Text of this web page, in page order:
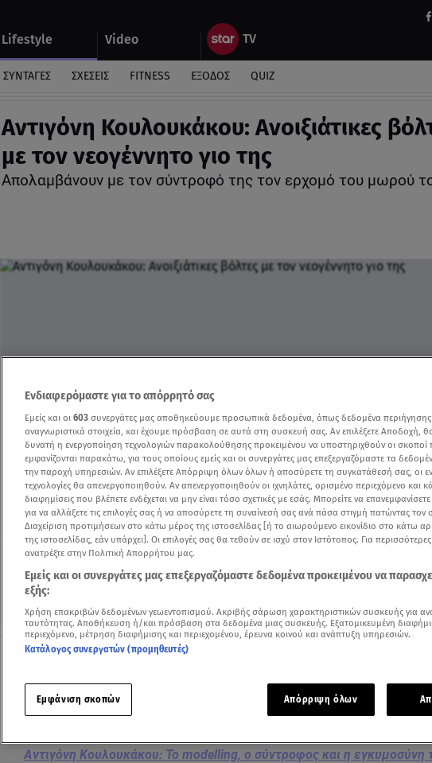
Lifestyle Video
ΣΥΝΤΑΓΕΣ ΣΧΕΣΕΙΣ FITNESS ΕΞΟΔΟΣ QUIZ
Αντιγόνη Κουλουκάκου: Ανοιξιάτικες
με τον νεογέννητο γιο της
Απολαμβάνουν με τον σύντροφό της τον ερχομό του μωρού
Δείτε περισσότερα άρθρα μας στα αποτελέσματα αναζήτησης
Οι ευχές της Ελένης Μενεγάκη για τη γέννηση του γιου της Αντιγόνης Κουλουκάκου- βίντεο Mega
ευτυχισμένες περιόδους της ζωής της.
Αντιγόνη Κουλουκάκου: To modelling, ο σύντροφος και η εγκυμοσύνη
Ενδιαφερόμαστε για το απόρρητό σας
Εμείς και οι 603 συνεργάτες μας αποθηκεύουμε προσωπικά δεδομένα, όπως δεδομένα
αναγνωριστικά στοιχεία, και έχουμε πρόσβαση σε αυτά στη συσκευή σας. Αν επιλέξετε Αποδοχή,
δυνατή η ενεργοποίηση τεχνολογιών παρακολούθησης προκειμένου να υποστηριχθούν οι σκοποί
εμφανίζονται παρακάτω, για τους οποίους εμείς και οι συνεργάτες μας επεξεργαζόμαστε τα
την παροχή υπηρεσιών. Αν επιλέξετε Απόρριψη όλων όλων ή αποσύρετε τη συγκατάθεσή σας, οι
τεχνολογίες θα απενεργοποιηθούν. Αν απενεργοποιηθούν οι ιχνηλάτες, ορισμένο περιεχόμενο και
διαφημίσεις που βλέπετε ενδέχεται να μην είναι τόσο σχετικές με εσάς. Μπορείτε να
για να αλλάξετε τις επιλογές σας ή να αποσύρετε τη συναίνεσή σας ανά πάσα στιγμή πατώντας τον
Διαχείριση προτιμήσεων στο κάτω μέρος της ιστοσελίδας [ή το αιωρούμενο εικονίδιο στο κάτω
της ιστοσελίδας, εάν υπάρχει]. Οι επιλογές σας θα τεθούν σε ισχύ στον Ιστότοπος. Για
ανατρέξτε στην Πολιτική Απορρήτου μας.
Εμείς και οι συνεργάτες μας επεξεργαζόμαστε δεδομένα προκειμένου να
εξής:
Χρήση επακριβών δεδομένων γεωεντοπισμού. Ακριβής σάρωση χαρακτηριστικών συσκευής για
ταυτότητας. Αποθήκευση ή/και πρόσβαση στα δεδομένα μιας συσκευής. Εξατομικευμένη
περιεχόμενο, μέτρηση διαφήμισης και περιεχομένου, έρευνα κοινού και ανάπτυξη υπηρεσιών.
Κατάλογος συνεργατών (προμηθευτές)
Εμφάνιση σκοπών Απόρριψη όλων